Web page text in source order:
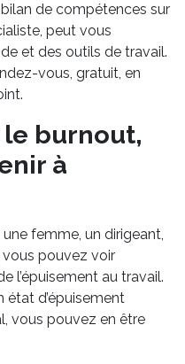
de compétences sur
peut vous
et des outils de travail.
vous, gratuit, en
burnout,
à
femme, un dirigeant,
vous pouvez voir
l’épuisement au travail.
état d’épuisement
vous pouvez en être